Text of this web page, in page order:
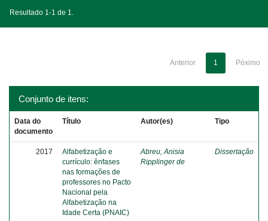
Resultado 1-1 de 1.
Anterior 1 Póximo
Conjunto de itens:
Data do
documento
Título Autor(es) Tipo
2017
Alfabetização e
currículo: ênfases
nas formações de
professores no Pacto
Nacional pela
Alfabetização na
Idade Certa (PNAIC)
Abreu, Anisia
Ripplinger de
Dissertação